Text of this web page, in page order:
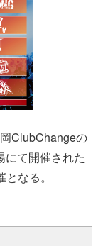
ClubChangeの
て開催された
なる。